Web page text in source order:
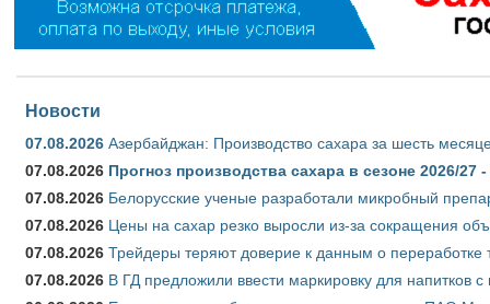
Новости
07.08.2026 Азербайджан: Производство сахара за шесть
07.08.2026 Прогноз производства сахара в сезоне 2026/
07.08.2026 Белорусские ученые разработали микробный
07.08.2026 Цены на сахар резко выросли из-за сокращения
07.08.2026 Трейдеры теряют доверие к данным о переработке
07.08.2026 В ГД предложили ввести маркировку для напитков